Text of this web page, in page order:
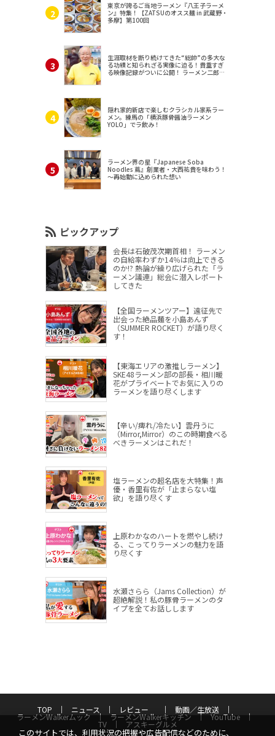
東京が誇るご当地ラーメン『八王子ラーメ
ン』特集！【ZATSUのオスス麺 in 武蔵野・
多摩】第100回
生涯取材を断り続けてきた“総帥”の多大な
る功績と知られざる実像に迫る！貴重すぎ
る映像記録がついに公開！ ラーメン二郎
隠れ家的新店で楽しむクラシカル家系ラー
メン。練馬の「横浜豚骨醤油ラーメン
YOLO」でラ飲み！
ラーメン界の星『Japanese Soba
Noodles 蔦』創業者・大西祐貴を味わう！
～再始動に込められた想い
ピックアップ
会長は石破茂次期首相！ ラーメン
の自給率わずか14％は向上できる
のか!? 熱論が繰り広げられた「ラ
ーメン議連」総会に潜入レポート
してきた
【全国ラーメンツアー】遠征先で
出会った絶品麺を小島あんず
（SUMMER ROCKET）が語り尽く
す！
【東海エリアの激推しラーメン】
SKE48ラーメン部の部長・相川暖
花がプライベートでお気に入りの
ラーメンを語り尽くします
【辛い/痺れ/冷たい】雲丹うに
（Mirror,Mirror）のこの時期食べる
べきラーメンはこれだ！
塩ラーメンの超名店を大特集！声
優・香里有佐が「止まらない塩
欲」を語り尽くす
上原わかなのハートを燃やし続け
る、こってりラーメンの魅力を語
り尽くす
水瀬さらら（Jams Collection）が
超絶解説！私の豚骨ラーメンのタ
イプを全てお話しします
TOP ニュース レビュー 動画／生放送
ラーメンWalkerムック ラーメンWalkerキッチン YouTube
TV アスキーグルメ
このサイトでは、利用状況の把握や広告配信などのために、